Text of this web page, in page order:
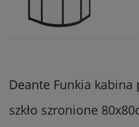
Deante Funkia kabina
szkło szronione